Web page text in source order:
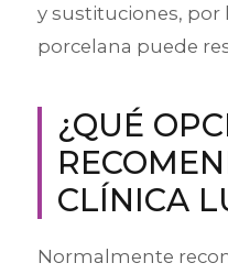
y sustituciones, por
porcelana puede
¿QUÉ
CLÍNICA
Normalmente